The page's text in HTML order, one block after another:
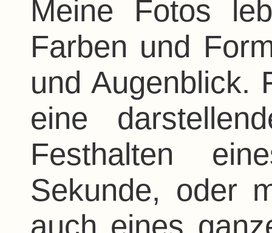
Meine Fotos
Farben und
und Augenblick.
eine
Festhalten
Sekunde, oder
auch eines